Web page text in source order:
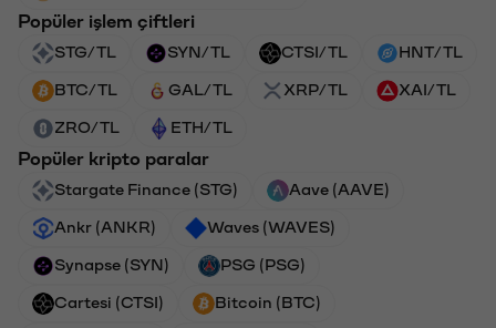
Popüler işlem çiftleri
STG/TL SYN/TL CTSI/TL HNT/TL
BTC/TL GAL/TL XRP/TL XAI/TL
ZRO/TL ETH/TL
Popüler kripto paralar
Stargate Finance (STG) Aave (AAVE)
Ankr (ANKR) Waves (WAVES)
Synapse (SYN) PSG (PSG)
Cartesi (CTSI) Bitcoin (BTC)